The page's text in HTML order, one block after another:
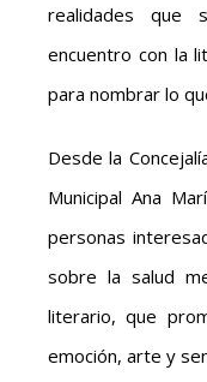
realidades que
encuentro con la
para nombrar lo
Desde la
Municipal Ana
personas
sobre la salud
literario, que
emoción, arte y